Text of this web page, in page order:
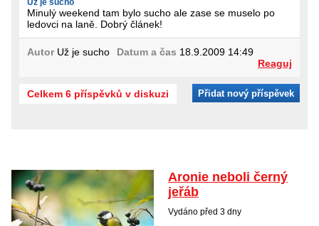
Minulý weekend tam bylo sucho ale zase se muselo po
ledovci na laně. Dobrý článek!
AutorUž je sucho Datum a čas 18.9.2009 14:49
Reaguj
Celkem 6 příspěvků v diskuzi Přidat nový příspěvek
Aronie neboli černý
jeřáb
Vydáno před 3 dny